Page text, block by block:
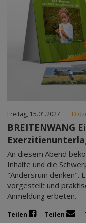
Freitag, 15.01.2027 |
BREITENWANG
An diesem Abend
Inhalte und die
"Andersrum denken".
vorgestellt und
Anmeldung erbeten.
Teilen Teilen